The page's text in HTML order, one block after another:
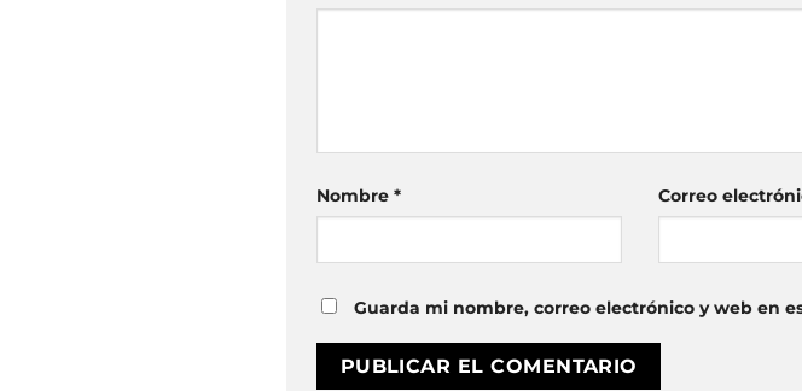
Nombre * Correo
Guarda mi nombre, correo electrónico y web en